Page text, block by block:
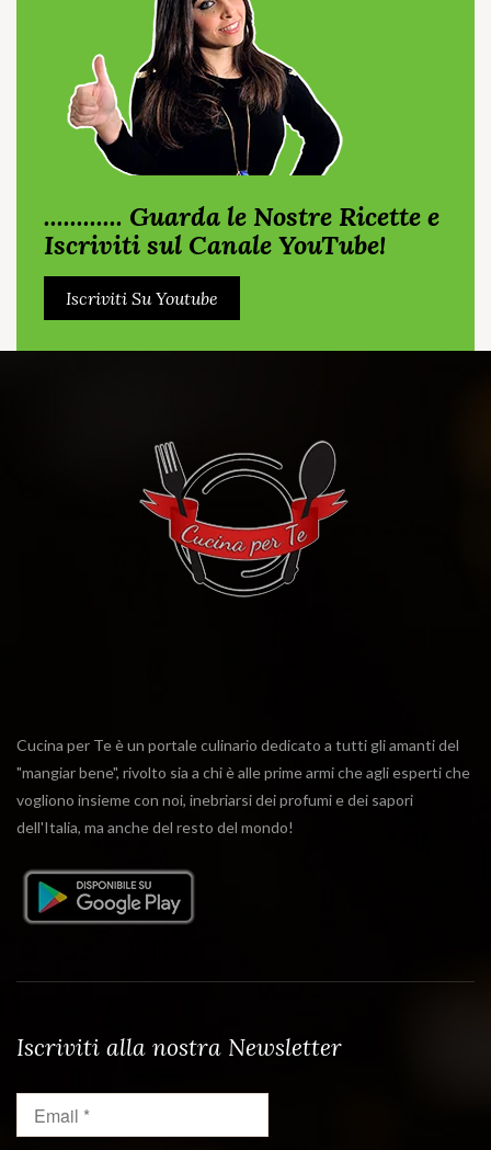
............ Guarda le Nostre Ricette e
Iscriviti sul Canale YouTube!
Iscriviti Su Youtube
Cucina per Te è un portale culinario dedicato a tutti gli amanti del
"mangiar bene", rivolto sia a chi è alle prime armi che agli esperti che
vogliono insieme con noi, inebriarsi dei profumi e dei sapori
dell'Italia, ma anche del resto del mondo!
Iscriviti alla nostra Newsletter